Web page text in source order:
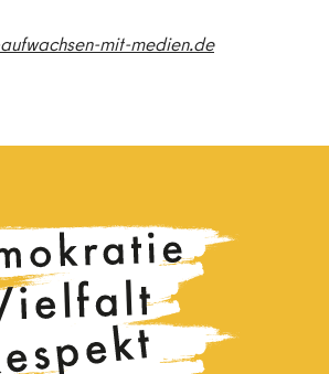
mit-medien.de